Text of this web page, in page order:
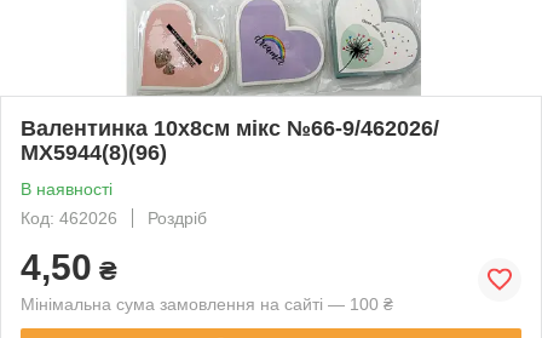
Валентинка 10х8см мікс №66-9/462026/
МХ5944(8)(96)
В наявності
Код: 462026
Роздріб
4,50 ₴
Мінімальна сума замовлення на сайті — 100 ₴